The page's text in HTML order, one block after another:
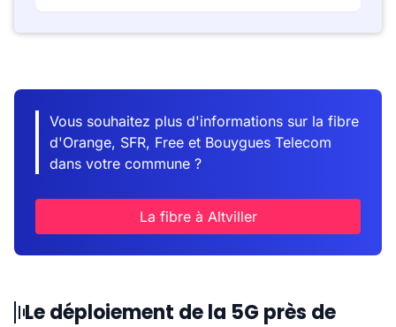
Vous souhaitez plus d'informations sur la fibre
d'Orange, SFR, Free et Bouygues Telecom
dans votre commune ?
La fibre à Altviller
Le déploiement de la 5G près de